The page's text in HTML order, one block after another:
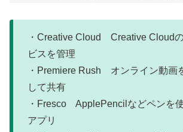
・Creative Cloud Creative Cloud
ビスを管理
・Premiere Rush オンライン動画
して共有
・Fresco ApplePencilなどペンを
アプリ